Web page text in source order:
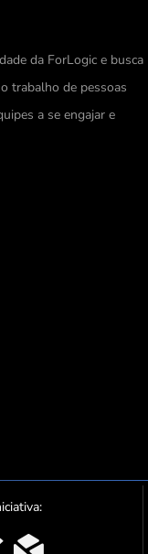
da ForLogic e busca
trabalho de pessoas
a se engajar e